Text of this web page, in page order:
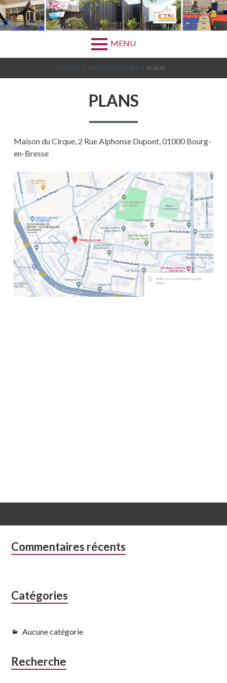
Aller
au
contenu
MENU
ACCUEIL INFOS PRATIQUES PLANS
PLANS
Maison du Cirque, 2 Rue Alphonse Dupont, 01000 Bourg-
en-Bresse
Colonne
Commentaires récents
Catégories
Aucune catégorie
Recherche